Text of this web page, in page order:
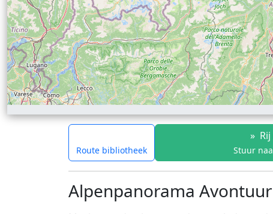
Route bibliotheek
»
Stuur
Alpenpanorama